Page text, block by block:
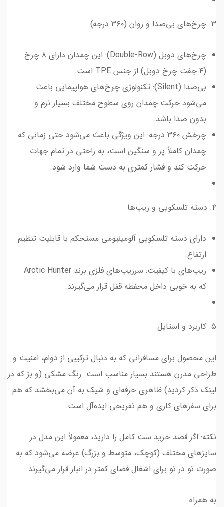
۳. چرخ‌های بی‌صدا و روان (۳۶۰ درجه)
چرخ‌های دوبل (Double-Row): این چمدان دارای ۸ چرخ
(۴ جفت چرخ دوبل) از جنس TPE است.
بی‌صدا (Silent): تکنولوژی چرخ‌های هواپیمایی باعث
می‌شود حرکت چمدان روی سطوح مختلف بسیار نرم و
بدون صدا باشد.
چرخش ۳۶۰ درجه: این ویژگی باعث می‌شود حتی زمانی که
چمدان کاملاً پر و سنگین است، به راحتی در تمام جهات
حرکت کند و فشار کمتری به دست شما وارد شود.
۴. دسته تلسکوپی و زیپ‌ها
دارای دسته تلسکوپی آلومینیومی مستحکم با قابلیت تنظیم
ارتفاع.
زیپ‌های با کیفیت: سرزیپ‌های فلزی برند Arctic Hunter
که به خوبی داخل محفظه قفل قرار می‌گیرند.
۵. کاربرد و استایل
این محصول برای مسافرانی که به دنبال ترکیبی از دوام، امنیت و
طراحی مدرن هستند بسیار مناسب است. رنگ مشکی (و بژ که در
لینک ذکر کردید) ظاهری حرفه‌ای و شیک به آن می‌بخشد که هم
برای سفرهای کاری و هم تفریحی ایده‌آل است.
نکته: اگر قصد خرید ست کامل را دارید، معمولاً این مدل در
سایزهای مختلف (کوچک، متوسط و بزرگ) عرضه می‌شود که به
صورت تو در تو برای اشغال فضای کمتر در انبار قرار می‌گیرند.
به همراه